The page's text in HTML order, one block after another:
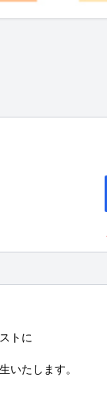
トに
いたします。